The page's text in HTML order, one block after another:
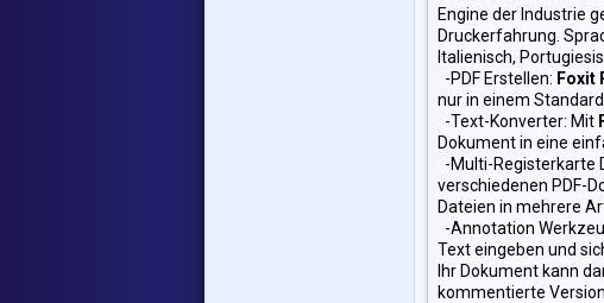
Engine der Industrie
Druckerfahrung.
Italienisch,
-PDF Erstellen: Foxit
nur in einem
-Text-Konverter: Mit
Dokument in eine
-Multi-Registerkarte
verschiedenen PDF-
Dateien in mehrere
-Annotation
Text eingeben und
Ihr Dokument kann
kommentierte